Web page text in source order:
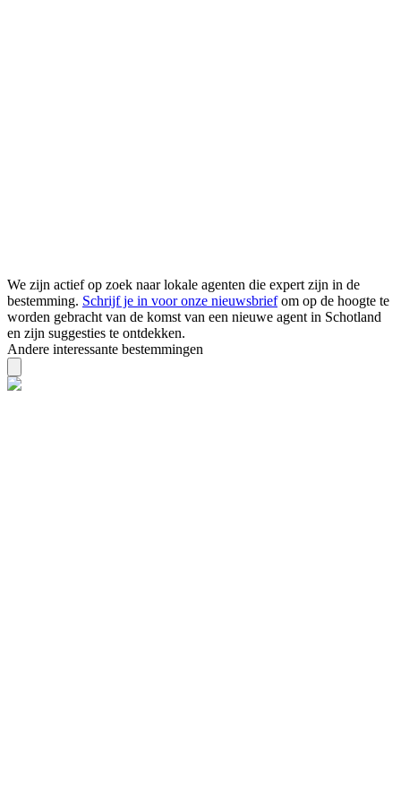
We zijn actief op zoek naar lokale agenten die expert zijn in de
bestemming. Schrijf je in voor onze nieuwsbriefom op de hoogte te
worden gebracht van de komst van een nieuwe agent in Schotland
en zijn suggesties te ontdekken.
Andere interessante bestemmingen